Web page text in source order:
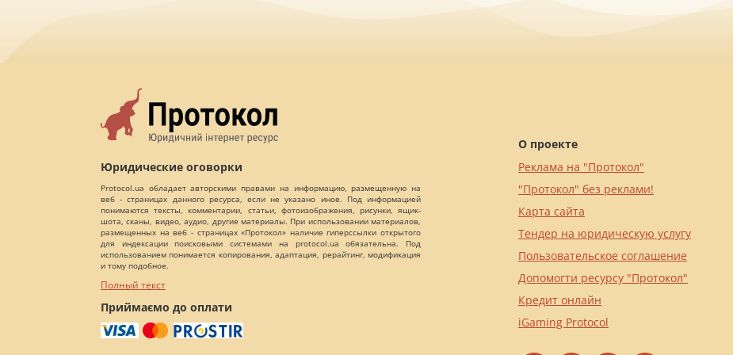
Юридические оговорки
Protocol.ua обладает авторскими правами на информацию, размещенную на
веб - страницах данного ресурса, если не указано иное. Под информацией
понимаются тексты, комментарии, статьи, фотоизображения, рисунки, ящик-
шота, сканы, видео, аудио, другие материалы. При использовании материалов,
размещенных на веб - страницах «Протокол» наличие гиперссылки открытого
для индексации поисковыми системами на protocol.ua обязательна. Под
использованием понимается копирования, адаптация, рерайтинг, модификация
и тому подобное.
Полный текст
Приймаємо до оплати
О проекте
Реклама на "Протокол"
"Протокол" без реклами!
Карта сайта
Тендер на юридическую услугу
Пользовательское соглашение
Допомогти ресурсу "Протокол"
Кредит онлайн
iGaming Protocol